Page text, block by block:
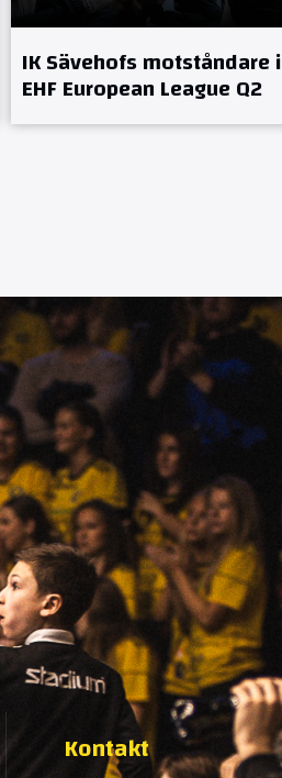
IK Sävehofs motståndare i
EHF European League Q2
Kontakt